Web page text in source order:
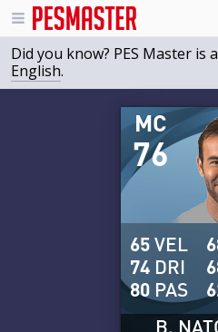
Did you know? PES Master is
English.
76
MC
B.
65VEL
74 DRI
80 PAS